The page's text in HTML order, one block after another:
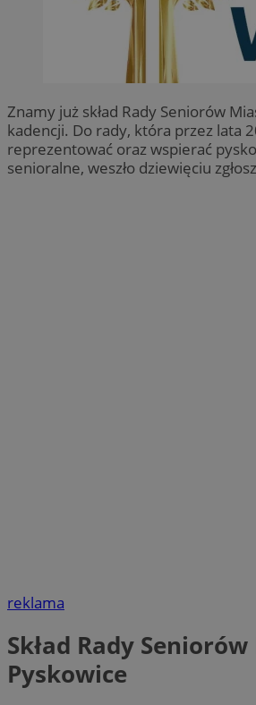
Znamy już skład Rady Seniorów
kadencji. Do rady, która przez lata
reprezentować oraz wspierać
senioralne, weszło dziewięciu
reklama
Skład Rady
Pyskowice